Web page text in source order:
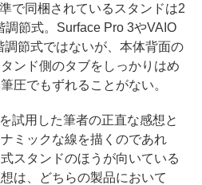
で同梱されているスタンドは2
節式。Surface Pro 3やVAIO
節式ではないが、本体背面の
ンド側のタブをしっかりはめ
圧でもずれることがない。
試用した筆者の正直な感想と
ミックな線を描くのであれ
スタンドのほうが向いている
は、どちらの製品において